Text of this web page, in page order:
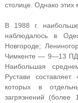
столице. Однако этих
В 1988 г.
наблюдалось в
Новгороде;
Чимкенте — 9—13
Наибольшая
Рустави
которых в
загрязнений